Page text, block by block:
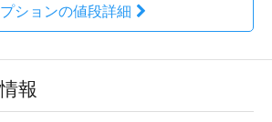
ションの値段詳細
報